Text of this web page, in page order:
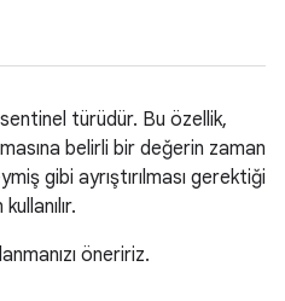
türüdür. Bu özellik,
belirli bir değerin zaman
gibi ayrıştırılması gerektiği
öneririz.